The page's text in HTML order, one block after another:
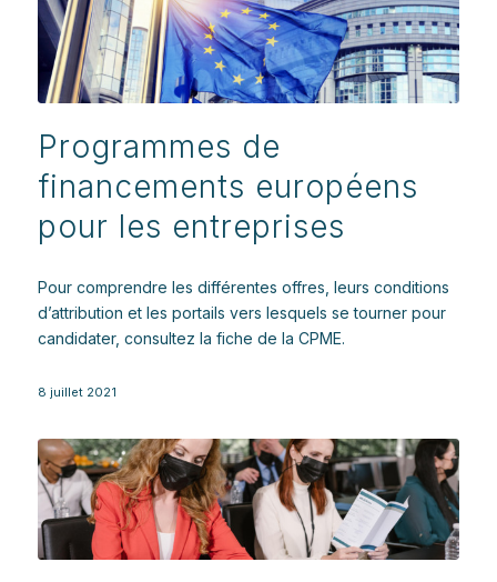
Programmes de
financements européens
pour les entreprises
Pour comprendre les différentes offres, leurs conditions
d’attribution et les portails vers lesquels se tourner pour
candidater, consultez la fiche de la CPME.
8 juillet 2021